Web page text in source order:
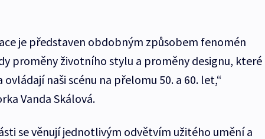
je představen obdobným způsobem fenomén
proměny životního stylu a proměny designu, které
naši scénu na přelomu 50. a 60. let,“
Vanda Skálová.
se věnují jednotlivým odvětvím užitého umění a